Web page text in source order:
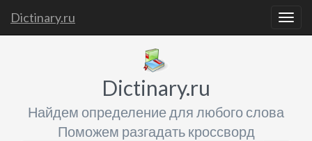
Dictinary.ru
Dictinary.ru
Найдем определение для любого слова
Поможем разгадать кроссворд